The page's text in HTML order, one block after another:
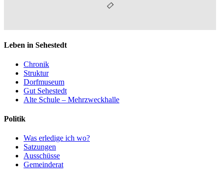
Leben in Sehestedt
Chronik
Struktur
Dorfmuseum
Gut Sehestedt
Alte Schule – Mehrzweckhalle
Politik
Was erledige ich wo?
Satzungen
Ausschüsse
Gemeinderat